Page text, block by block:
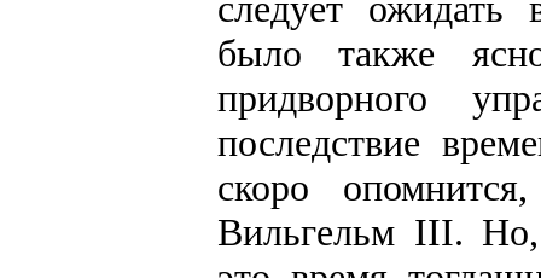
следует ожидать
было также
придворного
последствие
скоро
Вильгельм III. Но,